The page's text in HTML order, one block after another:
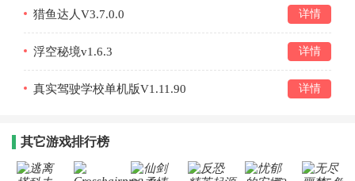
猎鱼达人V3.7.0.0 详情
浮空秘境v1.6.3 详情
真实驾驶学校单机版V1.11.90 详情
其它游戏排行榜